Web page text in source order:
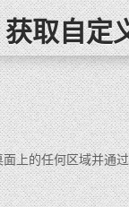
获取自定
上的任何区域并通